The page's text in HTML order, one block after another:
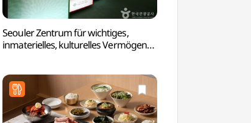
Seouler Zentrum für wichtiges,
inmaterielles, kulturelles Vermögen